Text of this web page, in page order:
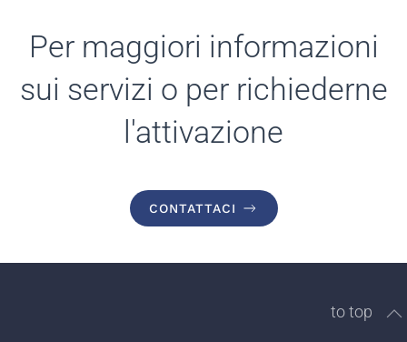
Per maggiori informazioni
sui servizi o per richiederne
l'attivazione
CONTATTACI
to top